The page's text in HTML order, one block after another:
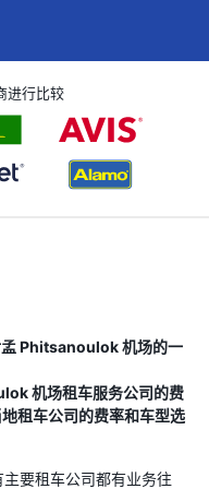
进行比较
孟 Phitsanoulok 机场的一
机场租车服务公司的费
租车公司的费率和车型选
主要租车公司都有业务往